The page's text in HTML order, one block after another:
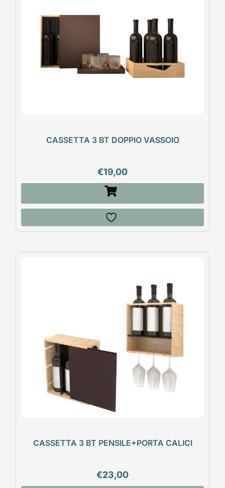
CASSETTA 3 BT DOPPIO VASSOIO
€19,00
CASSETTA 3 BT PENSILE+PORTA CALICI
€23,00